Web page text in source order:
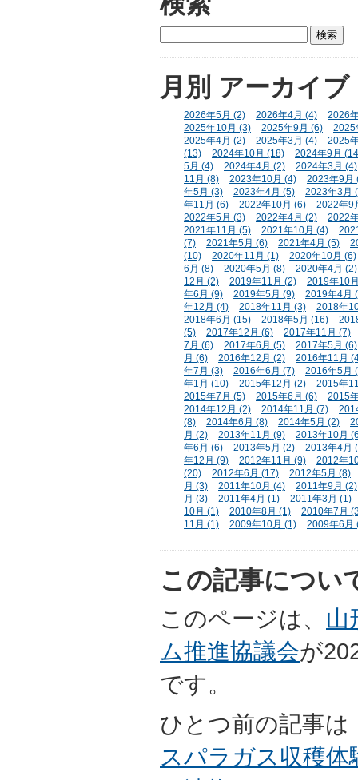
月別 アーカイブ
2026年5月 (2) 2026年4月 (4)
2026
2025年10月 (3)
2025年9月 (6)
2025
2025年4月 (2)
2025年3月 (4)
2025
(13)
2024年10月 (18)
2024年9月
5月 (4)
2024年4月 (2)
2024年3月 (4)
11月 (8)
2023年10月 (4)
2023年9月
年5月 (3)
2023年4月 (5)
2023年3月
年11月 (6)
2022年10月 (6)
2022年9
2022年5月 (3)
2022年4月 (2)
2022
2021年11月 (5)
2021年10月 (4)
(7)
2021年5月 (6) 2021年4月 (5)
(10)
2020年11月 (1)
2020年10月 (6)
6月 (8)
2020年5月 (8)
2020年4月 (2)
12月 (2)
2019年11月 (2)
2019年10
年6月 (9)
2019年5月 (9)
2019年4月
年12月 (4)
2018年11月 (3)
2018年
2018年6月 (15)
2018年5月 (16)
(5)
2017年12月 (6)
2017年11月 (7)
7月 (6)
2017年6月 (5)
2017年5月 (6)
月 (6)
2016年12月 (2)
2016年11月
年7月 (3)
2016年6月 (7)
2016年5月
年1月 (10)
2015年12月 (2)
2015年
2015年7月 (5)
2015年6月 (6)
2015
2014年12月 (2)
2014年11月 (7)
(8)
2014年6月 (8) 2014年5月 (2)
月 (2)
2013年11月 (9)
2013年10月
年6月 (6)
2013年5月 (2)
2013年4月
年12月 (9)
2012年11月 (9)
2012年
(20)
2012年6月 (17)
2012年5月 (8)
月 (3)
2011年10月 (4)
2011年9月 (2)
月 (3)
2011年4月 (1)
2011年3月 (1)
10月 (1)
2010年8月 (1)
2010年7月
11月 (1)
2009年10月 (1) 2009年6月
この記事につい
このページは、 山
ム推進協議会が
です。
ひとつ前の記事は
スパラガス収穫